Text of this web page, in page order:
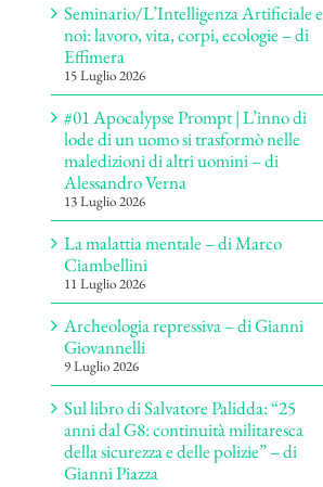
Seminario/L’Intelligenza Artificiale e
noi: lavoro, vita, corpi, ecologie – di
Effimera
15 Luglio 2026
#01 Apocalypse Prompt | L’inno di
lode di un uomo si trasformò nelle
maledizioni di altri uomini – di
Alessandro Verna
13 Luglio 2026
La malattia mentale – di Marco
Ciambellini
11 Luglio 2026
Archeologia repressiva – di Gianni
Giovannelli
9 Luglio 2026
Sul libro di Salvatore Palidda: “25
anni dal G8: continuità militaresca
della sicurezza e delle polizie” – di
Gianni Piazza